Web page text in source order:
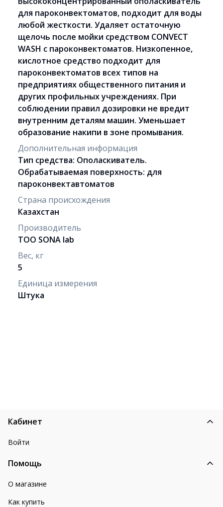
для пароконвектоматов, подходит для воды
любой жесткости. Удаляет остаточную
щелочь после мойки средством CONVECT
WASH с пароконвектоматов. Низкопенное,
кислотное средство подходит для
пароконвектоматов всех типов на
предприятиях общественного питания и
других профильных учреждениях. При
соблюдении правил дозировки не вредит
внутренним деталям машин. Уменьшает
образование накипи в зоне промывания.
Дополнительная информация
Тип средства: Ополаскиватель.
Обрабатываемая поверхность: для
пароконвектавтоматов
Страна происхождения
Казахстан
Производитель
ТОО SONA lab
Вес, кг
5
Единица измерения
Штука
Кабинет
Войти
Помощь
О магазине
Как купить